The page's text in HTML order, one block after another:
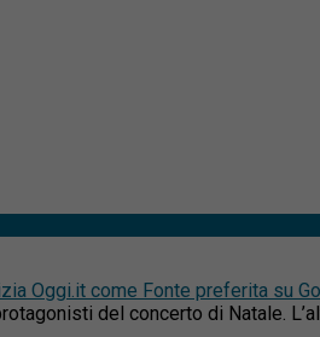
Oggi.it come Fonte preferita su
del concerto di Natale.